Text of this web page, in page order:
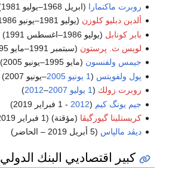
روبرت ماكنمارا (ابريل 1968–يوليو 1981)
ألدين دبليو كلوزن (يوليو 1981–يونيو 1986)
بابر كونابل (يوليو 1986–اغسطس 1991)
لويس ث. پرستون (سبتمبر 1991–مايو 1995)
جيمس ولفنسون (مايو 1995–يونيو 2005)
پول ولفويتس (1 يونيو 2005–يونيو 2007)
روبرت زولك (1 يوليو 2007
–
2012
)
جيم يونگ كيم (
2012 - 1 فبراير 2019)
كريستلينا گيورگيڤا (مؤقتة) (1 فبراير 2019 - 4 أبريل 2019)
ديڤد مالپاس (5 أبريل 2019 – الحاضر)
كبير اقتصاديي البنك الدولي